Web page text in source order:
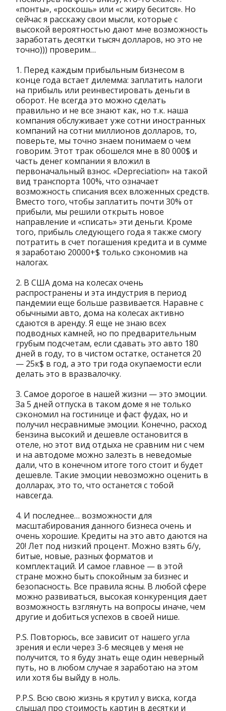
«понты», «роскошь» или «с жиру бесится». Но
сейчас я расскажу свои мысли, которые с
высокой вероятностью дают мне возможность
заработать десятки тысяч долларов, но это не
точно))) проверим…
1. Перед каждым прибыльным бизнесом в
конце года встает дилемма: заплатить налоги
на прибыль или реинвестировать деньги в
оборот. Не всегда это можно сделать
правильно и не все знают как, но т.к. наша
компания обслуживает уже сотни иностранных
компаний на сотни миллионов долларов, то,
поверьте, мы точно знаем понимаем о чем
говорим. Этот трак обошелся мне в 80 000$ и
часть денег компании я вложил в
первоначальный взнос. «Depreciation» на такой
вид транспорта 100%, что означает
возможность списания всех вложенных средств.
Вместо того, чтобы заплатить почти 30% от
прибыли, мы решили открыть новое
направление и «списать» эти деньги. Кроме
того, прибыль следующего года я также смогу
потратить в счет погашения кредита и в сумме
я заработаю 20000+$ только сэкономив на
налогах.
2. В США дома на колесах очень
распространены и эта индустрия в период
пандемии еще больше развивается. Наравне с
обычными авто, дома на колесах активно
сдаются в аренду. Я еще не знаю всех
подводных камней, но по предварительным
грубым подсчетам, если сдавать это авто 180
дней в году, то в чистом остатке, останется 20
— 25к$ в год, а это три года окупаемости если
делать это в вразвалочку.
3. Самое дорогое в нашей жизни — это эмоции.
За 5 дней отпуска в таком доме я не только
сэкономил на гостинице и фаст фудах, но и
получил несравнимые эмоции. Конечно, расход
бензина высокий и дешевле остановится в
отеле, но этот вид отдыха не сравним ни с чем
и на автодоме можно залезть в неведомые
дали, что в конечном итоге того стоит и будет
дешевле. Такие эмоции невозможно оценить в
долларах, это то, что останется с тобой
навсегда.
4. И последнее… возможности для
масштабирования данного бизнеса очень и
очень хорошие. Кредиты на это авто даются на
20! Лет под низкий процент. Можно взять б/у,
битые, новые, разных форматов и
комплектаций. И самое главное — в этой
стране можно быть спокойным за бизнес и
безопасность. Все правила ясны. В любой сфере
можно развиваться, высокая конкуренция дает
возможность взглянуть на вопросы иначе, чем
другие и добиться успехов в своей нише.
P.S. Повторюсь, все зависит от нашего угла
зрения и если через 3-6 месяцев у меня не
получится, то я буду знать еще один неверный
путь, но в любом случае я заработаю на этом
или хотя бы выйду в ноль.
P.P.S. Всю свою жизнь я крутил у виска, когда
слышал про стоимость картин в десятки и